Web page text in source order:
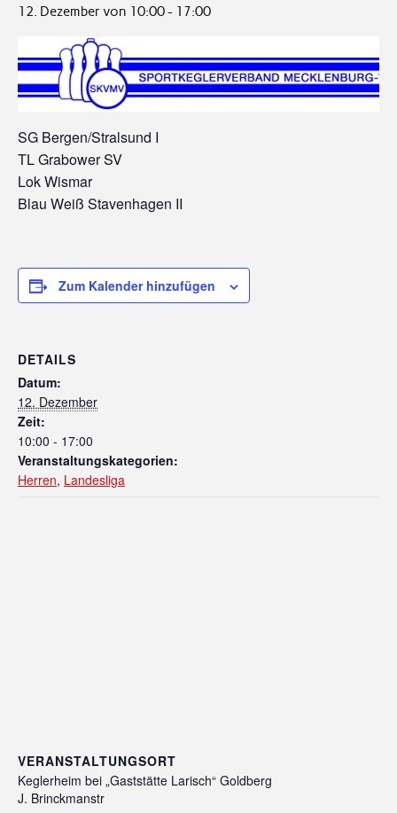
12. Dezember von 10:00- 17:00
SG Bergen/Stralsund I
TL Grabower SV
Lok Wismar
Blau Weiß Stavenhagen II
Zum Kalender hinzufügen
DETAILS
Datum:
12. Dezember
Zeit:
10:00 - 17:00
Veranstaltungskategorien:
Herren, Landesliga
VERANSTALTUNGSORT
Keglerheim bei „Gaststätte Larisch“ Goldberg
J. Brinckmanstr